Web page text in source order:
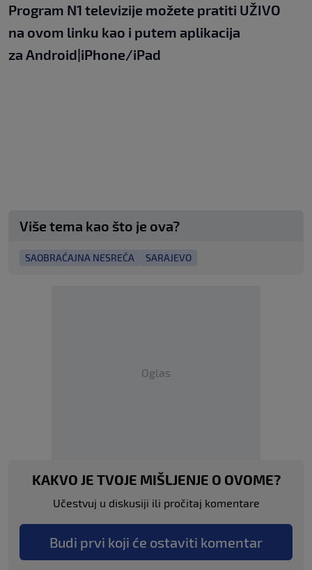
Program N1 televizije možete pratiti UŽIVO
na ovom linku kao i putem aplikacija
za Android|iPhone/iPad
Više tema kao što je ova?
SAOBRAĆAJNA NESREĆA SARAJEVO
Oglas
KAKVO JE TVOJE MIŠLJENJE O OVOME?
Učestvuj u diskusiji ili pročitaj komentare
Budi prvi koji će ostaviti komentar